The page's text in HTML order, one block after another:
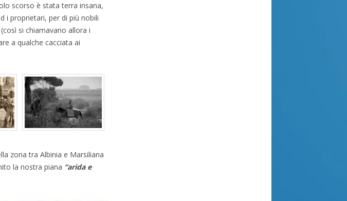
scorso è stata terra insana,
i proprietari, per di più nobili
si chiamavano allora i
a qualche cacciata ai
zona tra Albinia e Marsiliana
la nostra piana “arida e